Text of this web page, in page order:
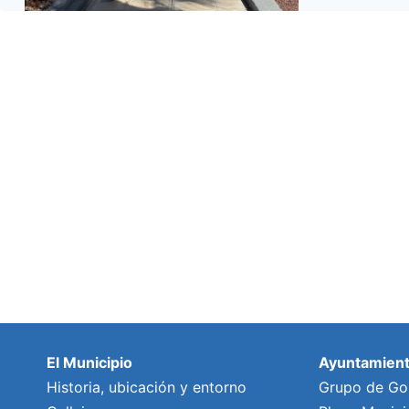
El Municipio
Historia, ubicación y entorno
Grupo de